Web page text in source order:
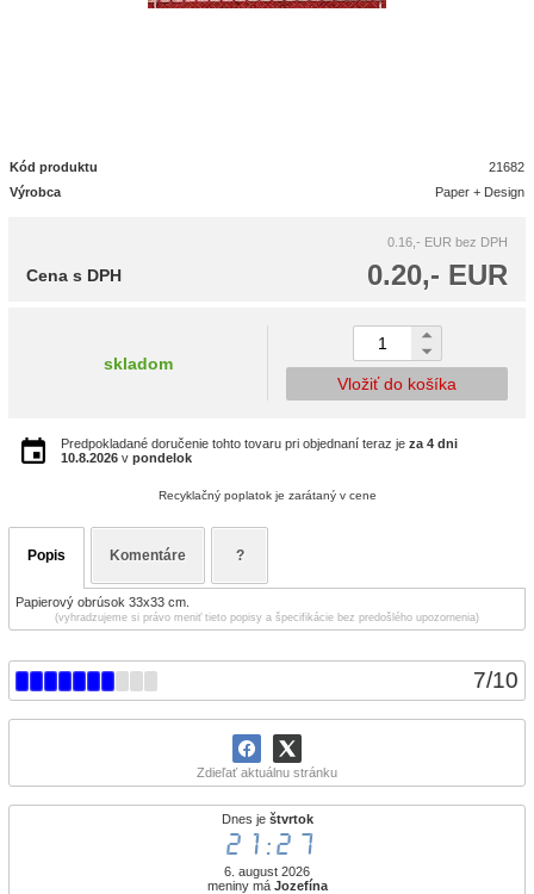
7/10
Zdieľať aktuálnu stránku
Dnes je štvrtok
21:27
6. august 2026
meniny má Jozefína
Kód produktu
21682
Výrobca
Paper + Design
0.16,- EUR bez DPH
0.20,- EUR
Cena s DPH
skladom
Vložiť do košíka
Predpokladané doručenie tohto tovaru pri objednaní teraz je za 4 dni
10.8.2026 v pondelok
Recyklačný poplatok je zarátaný v cene
Popis Komentáre ?
Papierový obrúsok 33x33 cm.
(vyhradzujeme si právo meniť tieto popisy a špecifikácie bez predošlého upozornenia)